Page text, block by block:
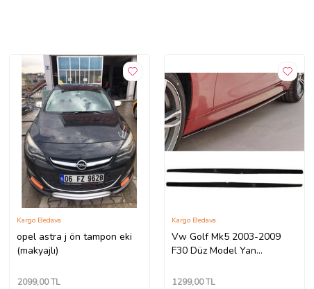
opel astra j ön tampon eki
(makyajlı)
Kargo Bedava
2099,00 TL
Vw Golf Mk5 2003-2009
F30 Düz Model Yan
Black
Kargo Bedava
1299,00 TL